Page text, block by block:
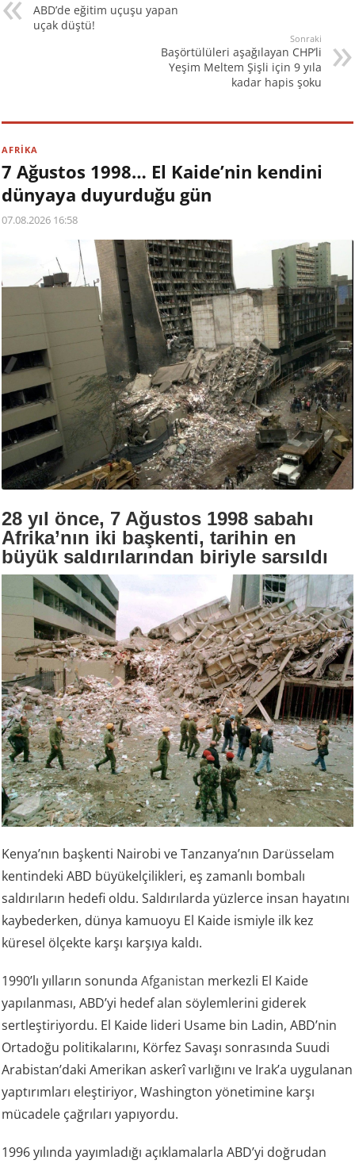
ABD’de eğitim uçuşu yapan
uçak düştü!
Sonraki
Başörtülüleri aşağılayan CHP’li
Yeşim Meltem Şişli için 9 yıla
kadar hapis şoku
AFRİKA
7 Ağustos 1998… El Kaide’nin kendini
dünyaya duyurduğu gün
07.08.2026 16:58
28 yıl önce, 7 Ağustos 1998 sabahı
Afrika’nın iki başkenti, tarihin en
büyük saldırılarından biriyle sarsıldı
Kenya’nın başkenti Nairobi ve Tanzanya’nın Darüsselam
kentindeki ABD büyükelçilikleri, eş zamanlı bombalı
saldırıların hedefi oldu. Saldırılarda yüzlerce insan hayatını
kaybederken, dünya kamuoyu El Kaide ismiyle ilk kez
küresel ölçekte karşı karşıya kaldı.
1990’lı yılların sonundaAfganistan merkezli El Kaide
yapılanması, ABD’yi hedef alan söylemlerini giderek
sertleştiriyordu. El Kaide lideri Usame bin Ladin, ABD’nin
Ortadoğu politikalarını, Körfez Savaşı sonrasında Suudi
Arabistan’daki Amerikan askerî varlığını ve Irak’a uygulanan
yaptırımları eleştiriyor, Washington yönetimine karşı
mücadele çağrıları yapıyordu.
1996 yılında yayımladığı açıklamalarla ABD’yi doğrudan